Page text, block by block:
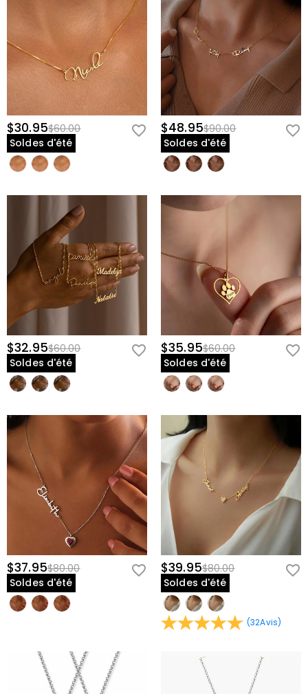
$30.95$60.00
Soldes d'été
$48.95$90.00
Soldes d'été
$32.95$60.00
Soldes d'été
$35.95$60.00
Soldes d'été
$37.95$80.00
Soldes d'été
$39.95$80.00
Soldes d'été
(32Avis)